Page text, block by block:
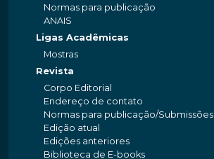
Normas para publicação
ANAIS
Ligas Acadêmicas
Mostras
Revista
Corpo Editorial
Endereço de contato
Normas para publicação/Submissões
Edição atual
Edições anteriores
Biblioteca de E-books